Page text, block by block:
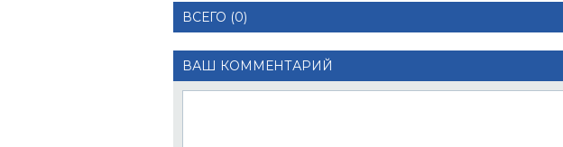
ВСЕГО (0)
ВАШ КОММЕНТАРИЙ